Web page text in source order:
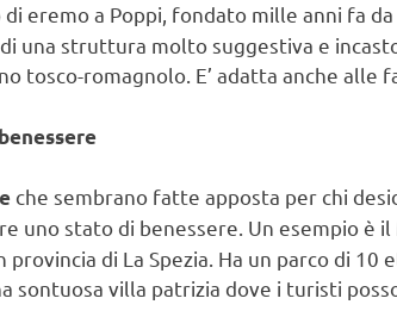
eremo a Poppi, fondato mille anni fa
una struttura molto suggestiva e
tosco-romagnolo. E’ adatta anche alle
che sembrano fatte apposta per chi
uno stato di benessere. Un esempio è il
provincia di La Spezia. Ha un parco di
sontuosa villa patrizia dove i turisti